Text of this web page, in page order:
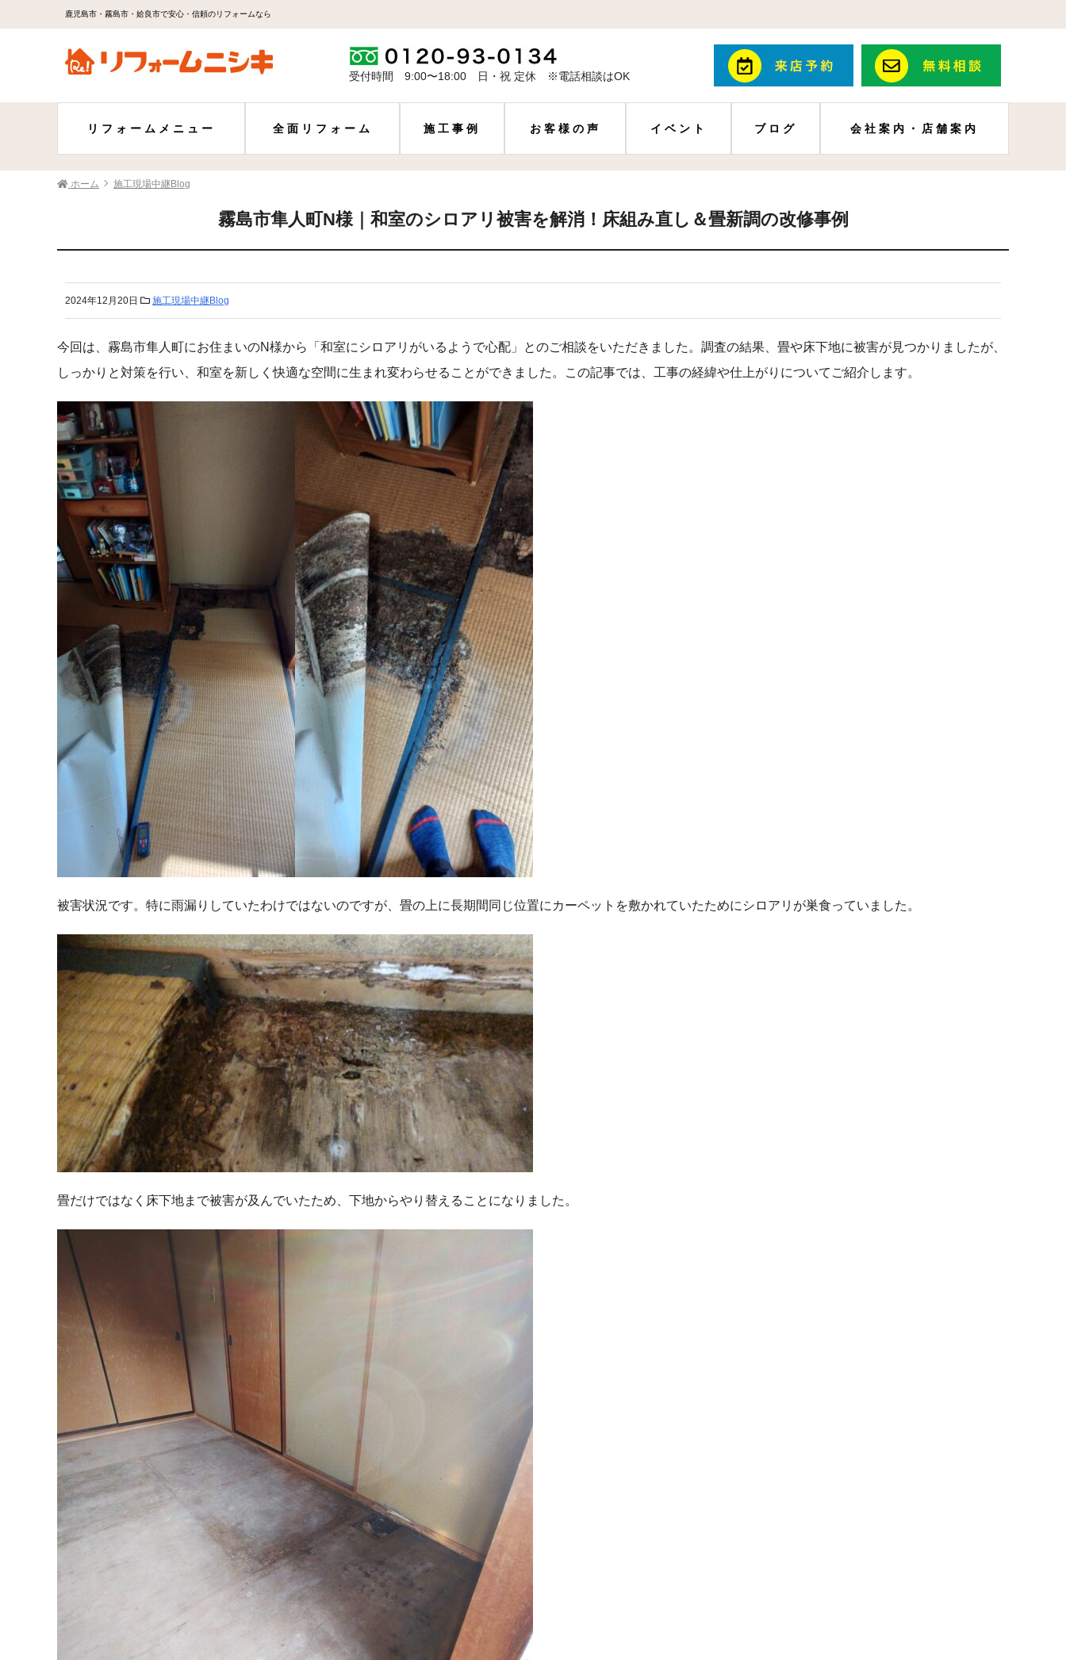
鹿児島市・霧島市・姶良市で安心・信頼のリフォームなら
受付時間 9:00〜18:00 日・祝 定休 ※電話相談はOK
リフォームメニュー 全面リフォーム 施工事例 お客様の声 イベント ブログ 会社案内・店舗案内
ホーム 施工現場中継Blog
霧島市隼人町N様｜和室のシロアリ被害を解消！床組み直し＆畳新調の改修事例
2024年12月20日 施工現場中継Blog
今回は、霧島市隼人町にお住まいのN様から「和室にシロアリがいるようで心配」とのご相談をいただきました。調査の結果、畳や床下地に被害が見つかりましたが、
しっかりと対策を行い、和室を新しく快適な空間に生まれ変わらせることができました。この記事では、工事の経緯や仕上がりについてご紹介します。
被害状況です。特に雨漏りしていたわけではないのですが、畳の上に長期間同じ位置にカーペットを敷かれていたためにシロアリが巣食っていました。
畳だけではなく床下地まで被害が及んでいたため、下地からやり替えることになりました。